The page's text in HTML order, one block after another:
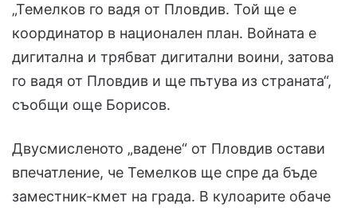
„Темелков го вадя от Пловдив. Той ще е
координатор в национален план. Войната е
дигитална и трябват дигитални воини, затова
го вадя от Пловдив и ще пътува из страната“,
съобщи още Борисов.
Двусмисленото „вадене“ от Пловдив остави
впечатление, че Темелков ще спре да бъде
заместник-кмет на града. В кулоарите обаче